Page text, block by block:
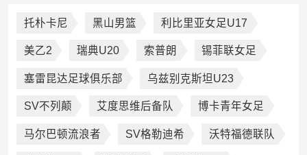
托朴卡尼 黑山男篮 利比里亚女足U17
美乙2 瑞典U20 索普朗 锡菲联女足
塞雷昆达足球俱乐部 乌兹别克斯坦U23
SV不列颠 艾度思维后备队 博卡青年女足
马尔巴顿流浪者 SV格勒迪希 沃特福德联队